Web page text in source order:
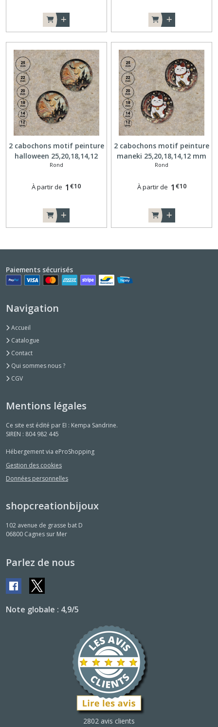
2 cabochons motif peinture
halloween 25,20,18,14,12
mm R047
Rond
À partir de 1 €10
2 cabochons motif peinture
maneki 25,20,18,14,12 mm
R048
Rond
À partir de 1 €10
Paiements sécurisés
Navigation
Accueil
Catalogue
Contact
Qui sommes nous ?
CGV
Mentions légales
Ce site est édité par EI : Kempa Sandrine.
SIREN : 804 982 445
Hébergement via eProShopping
Gestion des cookies
Données personnelles
shopcreationbijoux
102 avenue de grasse bat D
06800 Cagnes sur Mer
Parlez de nous
Note globale : 4,9/5
2802 avis clients